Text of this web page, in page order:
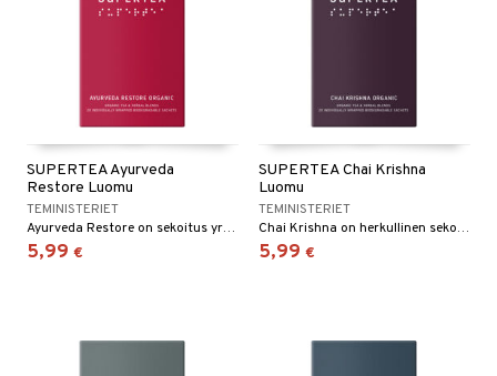
SUPERTEA Ayurveda
Restore Luomu
TEMINISTERIET
Ayurveda Restore on sekoitus yrttiteetä, joka on valmistettu pelkästään luomuraaka-aineista, kuten inkivääristä, kanelista ja kardemummasta.
5,99 €
SUPERTEA Chai Krishna
Luomu
TEMINISTERIET
Chai Krishna on herkullinen sekoitus mustaa teetä, luomuraaka-aineita ja perinteisiä chai-mausteita.
5,99 €